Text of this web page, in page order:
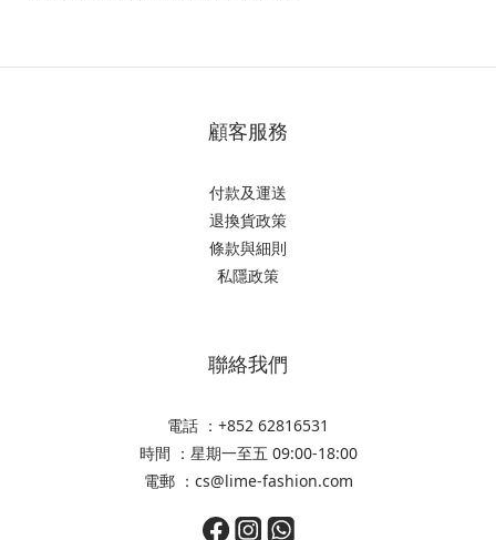
顧客服務
付款及運送
退換貨政策
條款與細則
私隱政策
聯絡我們
電話 ：+852 62816531
時間 ：星期一至五 09:00-18:00
電郵 ：cs@lime-fashion.com